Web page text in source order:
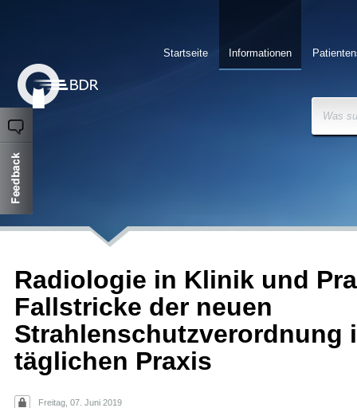
Informationen
Startseite
Was
Radiologie in Klinik und
Fallstricke der neuen
Strahlenschutzverordnung
täglichen Praxis
Freitag, 07. Juni 2019